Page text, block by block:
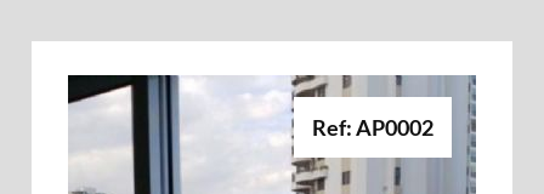
Ref: AP0002